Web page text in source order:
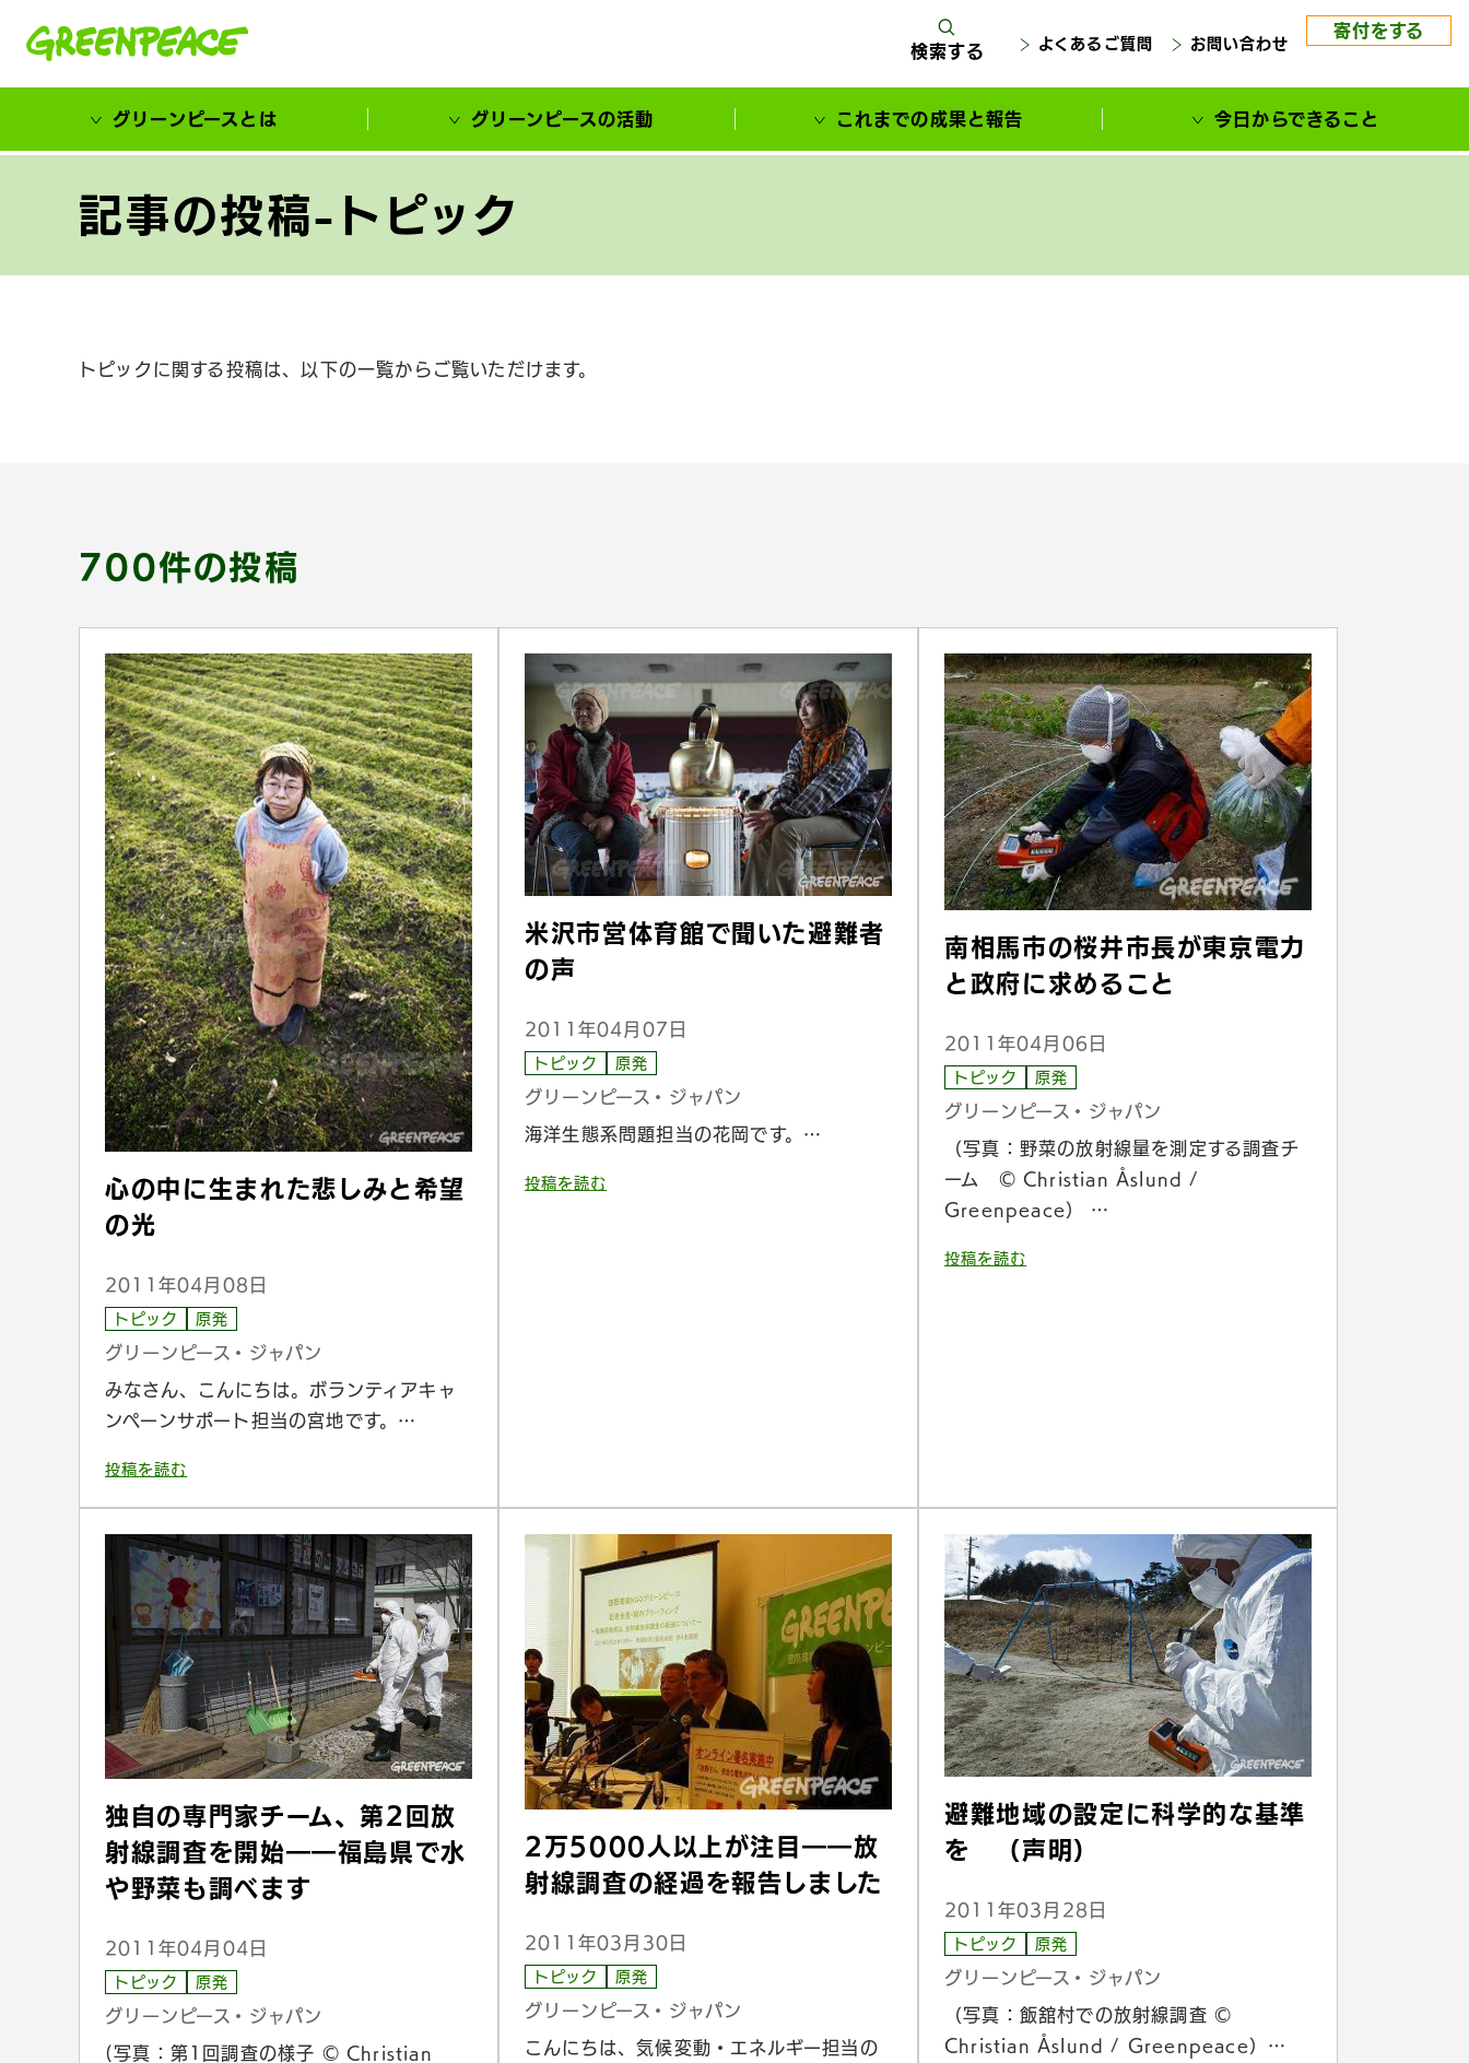
検索する よくあるご質問 お問い合わせ
寄付をする
グリーンピースとは グリーンピースの活動 これまでの成果と報告 今日からできること
記事の投稿-トピック
トピックに関する投稿は、以下の一覧からご覧いただけます。
700件の投稿
心の中に生まれた悲しみと希望
の光
2011年04月08日
トピック 原発
グリーンピース・ジャパン
みなさん、こんにちは。ボランティアキャ
ンペーンサポート担当の宮地です。…
投稿を読む
米沢市営体育館で聞いた避難者
の声
2011年04月07日
トピック 原発
グリーンピース・ジャパン
海洋生態系問題担当の花岡です。…
投稿を読む
南相馬市の桜井市長が東京電力
と政府に求めること
2011年04月06日
トピック 原発
グリーンピース・ジャパン
（写真：野菜の放射線量を測定する調査チ
ーム © Christian Åslund /
Greenpeace） …
投稿を読む
独自の専門家チーム、第2回放
射線調査を開始――福島県で水
や野菜も調べます
2011年04月04日
トピック 原発
グリーンピース・ジャパン
(写真：第1回調査の様子 © Christian
2万5000人以上が注目――放
射線調査の経過を報告しました
2011年03月30日
トピック 原発
グリーンピース・ジャパン
こんにちは、気候変動・エネルギー担当の
避難地域の設定に科学的な基準
を （声明）
2011年03月28日
トピック 原発
グリーンピース・ジャパン
（写真：飯舘村での放射線調査 ©
Christian Åslund / Greenpeace）…